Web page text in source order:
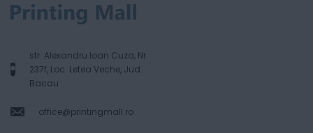
str. Alexandru Ioan Cuza, Nr.
237f, Loc. Letea Veche, Jud.
Bacau
office@printingmall.ro